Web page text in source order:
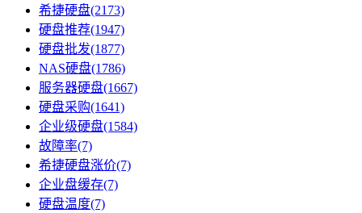
希捷硬盘(2173)
硬盘推荐(1947)
硬盘批发(1877)
NAS硬盘(1786)
服务器硬盘(1667)
硬盘采购(1641)
企业级硬盘(1584)
故障率(7)
希捷硬盘涨价(7)
企业盘缓存(7)
硬盘​温度(7)